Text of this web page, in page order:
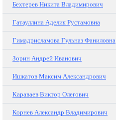
Бехтерев Никита Владимирович
Гатауллина Аделия Рустамовна
Гимадрисламова Гульназ Фаниловна
Зорин Андрей Иванович
Ишкатов Максим Александрович
Караваев Виктор Олегович
Корнев Александр Владимирович